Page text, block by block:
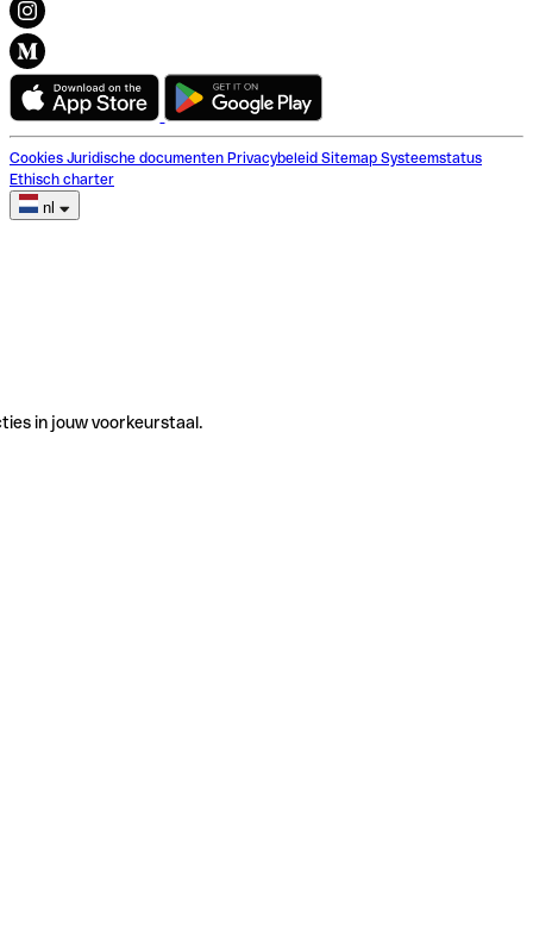
Cookies Juridische documenten Privacybeleid Sitemap Systeemstatus
Ethisch charter
nl
in jouw voorkeurstaal.